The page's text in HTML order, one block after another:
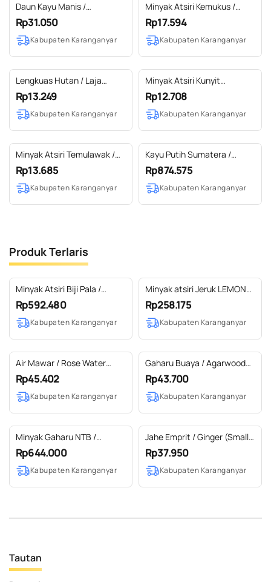
Daun Kayu Manis /
Cinnamon Leaf Essential Oil
100% Pure (5 ml)
Rp31.050
Kabupaten Karanganyar
Minyak Atsiri Kemukus /
Cubeb Essential Oil 100%
Pure (2-10 ml)
Rp17.594
Kabupaten Karanganyar
Lengkuas Hutan / Laja
Gowah Essential Oil 100 %
Pure (2-10 ml)
Rp13.249
Kabupaten Karanganyar
Minyak Atsiri Kunyit
Rimpang / Turmeric
Essential Oil 100% Pure (2-5
ml)
Rp12.708
Kabupaten Karanganyar
Minyak Atsiri Temulawak /
Curcuma Essential Oil 100%
Pure (2-10 ml)
Rp13.685
Kabupaten Karanganyar
Kayu Putih Sumatera /
Cajuput Sumatera Essential
Oil 100% Pure (2 L)
Rp874.575
Kabupaten Karanganyar
Produk Terlaris
Minyak Atsiri Biji Pala /
Nutmeg Seed Essential Oil
100% Pure (500 ml HDPE)
Rp592.480
Kabupaten Karanganyar
Minyak atsiri Jeruk LEMON
(Cold Press) / Lemon
Essential Oil 100% Pure (100
ml)
Rp258.175
Kabupaten Karanganyar
Air Mawar / Rose Water
Hydrosol 100% Pure (100
ml)
Rp45.402
Kabupaten Karanganyar
Gaharu Buaya / Agarwood
Bouya Essential Oil 100%
Pure (5-10 ml)
Rp43.700
Kabupaten Karanganyar
Minyak Gaharu NTB /
Agarwood Sumbawa
Essential Oil 100% Pure (2-
100 ml)
Rp644.000
Kabupaten Karanganyar
Jahe Emprit / Ginger (Small)
Essential Oil 100 % Pure (5-
500 ml)
Rp37.950
Kabupaten Karanganyar
Tautan